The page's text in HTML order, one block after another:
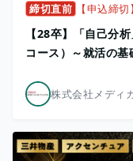
締切直前 【申込締
【28卒】「自己分
コース）～就活の基
株式会社メディ